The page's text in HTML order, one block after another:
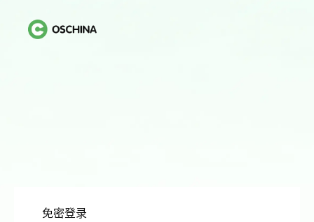
免密登录